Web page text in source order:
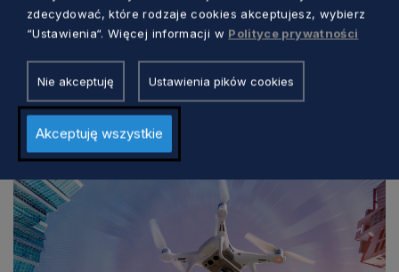
Zobacz również
zdecydować, które rodzaje cookies akceptujesz, wybierz
“Ustawienia“. Więcej informacji w Polityce prywatności
Nie akceptuję Ustawienia pików cookies
Akceptuję wszystkie